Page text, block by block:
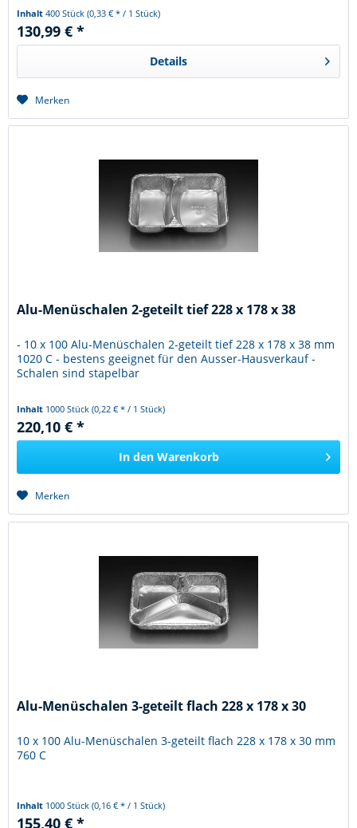
Inhalt400 Stück(0,33 € * / 1 Stück)
130,99 € *
Details
Merken
Alu-Menüschalen 2-geteilt tief 228 x 178 x 38
- 10 x 100 Alu-Menüschalen 2-geteilt tief 228 x 178 x 38 mm
1020 C - bestens geeignet für den Ausser-Hausverkauf -
Schalen sind stapelbar
Inhalt 1000 Stück(0,22 € * / 1 Stück)
220,10 € *
In den Warenkorb
Merken
Alu-Menüschalen 3-geteilt flach 228 x 178 x 30
10 x 100 Alu-Menüschalen 3-geteilt flach 228 x 178 x 30 mm
760 C
Inhalt 1000 Stück(0,16 € * / 1 Stück)
155,40 € *